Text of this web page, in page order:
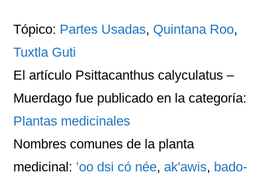
Tópico: Partes Usadas, Quintana Roo,
Tuxtla Guti
El artículo Psittacanthus calyculatus –
Muerdago fue publicado en la categoría:
Plantas medicinales
Nombres comunes de la planta
medicinal: ’oo dsi có née, ak'awis, bado-